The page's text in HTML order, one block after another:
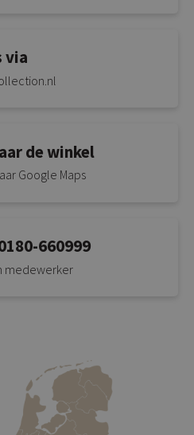
via
de winkel
Google Maps
660999
medewerker